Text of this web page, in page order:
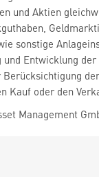
und Aktien
sonstige
und Entwicklung
Kauf oder den
Management